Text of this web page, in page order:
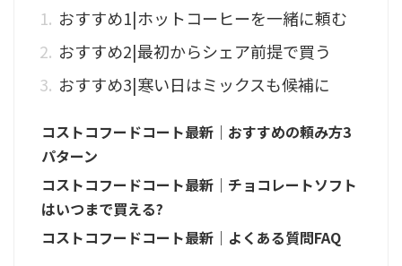
おすすめ1|ホットコーヒーを一緒に頼む
おすすめ2|最初からシェア前提で買う
おすすめ3|寒い日はミックスも候補に
コストコフードコート最新｜おすすめの頼み方3
パターン
コストコフードコート最新｜チョコレートソフト
はいつまで買える?
コストコフードコート最新｜よくある質問FAQ